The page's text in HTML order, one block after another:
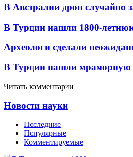
В Австралии дрон случайно
В Турции нашли 1800-
Археологи сделали
В Турции нашли мраморную
Читать комментарии
Новости науки
Последние
Популярные
Комментируемые